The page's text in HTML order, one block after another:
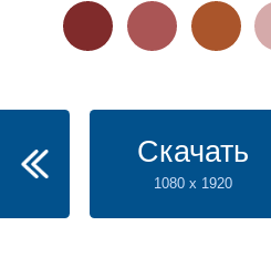
Скачать
1080 x 1920